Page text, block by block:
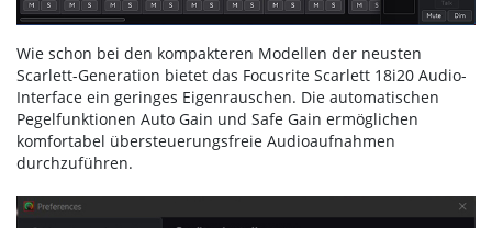
Wie schon bei den kompakteren Modellen der neusten
Scarlett-Generation bietet das Focusrite Scarlett 18i20 Audio-
Interface ein geringes Eigenrauschen. Die automatischen
Pegelfunktionen Auto Gain und Safe Gain ermöglichen
komfortabel übersteuerungsfreie Audioaufnahmen
durchzuführen.